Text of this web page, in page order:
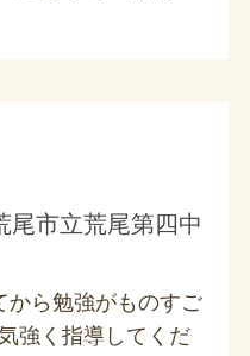
尾市立荒尾第四中
から勉強がものすご
強く指導してくだ